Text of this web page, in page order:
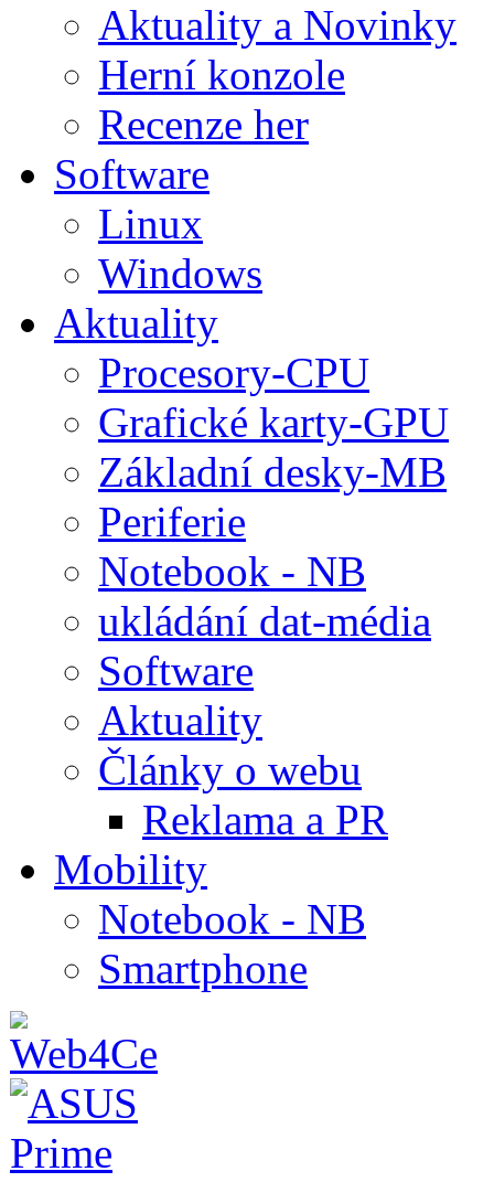
Aktuality a Novinky
Herní konzole
Recenze her
Software
Linux
Windows
Aktuality
Procesory-CPU
Grafické karty-GPU
Základní desky-MB
Periferie
Notebook - NB
ukládání dat-média
Software
Aktuality
Články o webu
Reklama a PR
Mobility
Notebook - NB
Smartphone